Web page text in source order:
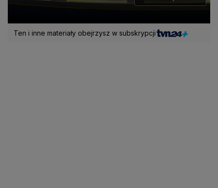
Ten i inne materiały obejrzysz w subskrypcji